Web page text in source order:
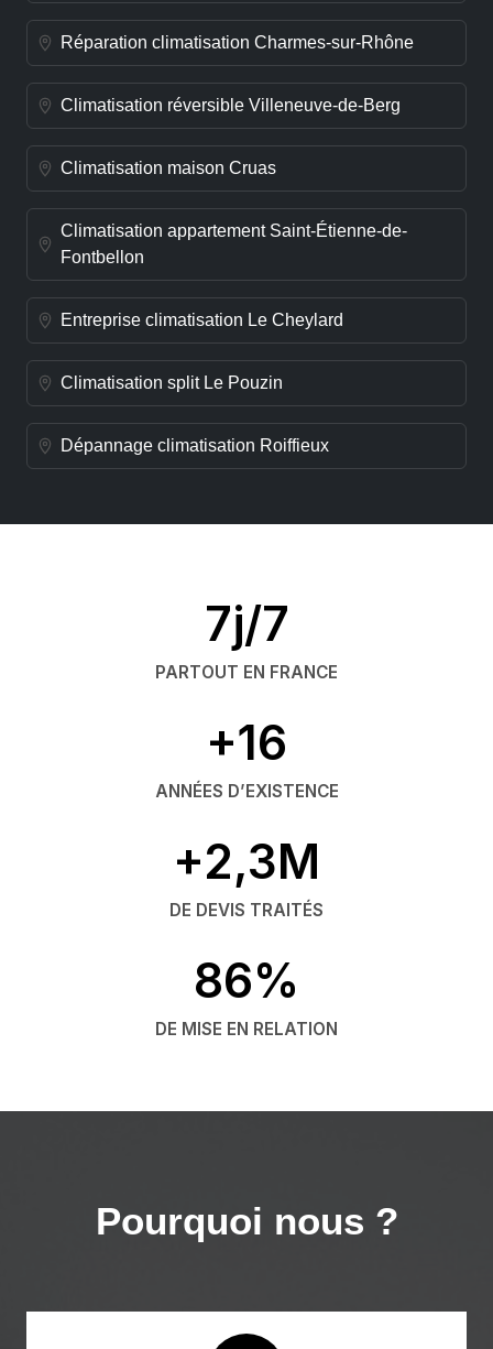
Réparation climatisation Charmes-sur-Rhône
Climatisation réversible Villeneuve-de-Berg
Climatisation maison Cruas
Climatisation appartement Saint-Étienne-de-
Fontbellon
Entreprise climatisation Le Cheylard
Climatisation split Le Pouzin
Dépannage climatisation Roiffieux
7j/7
PARTOUT EN FRANCE
+16
ANNÉES D’EXISTENCE
+2,3M
DE DEVIS TRAITÉS
86%
DE MISE EN RELATION
Pourquoi nous ?